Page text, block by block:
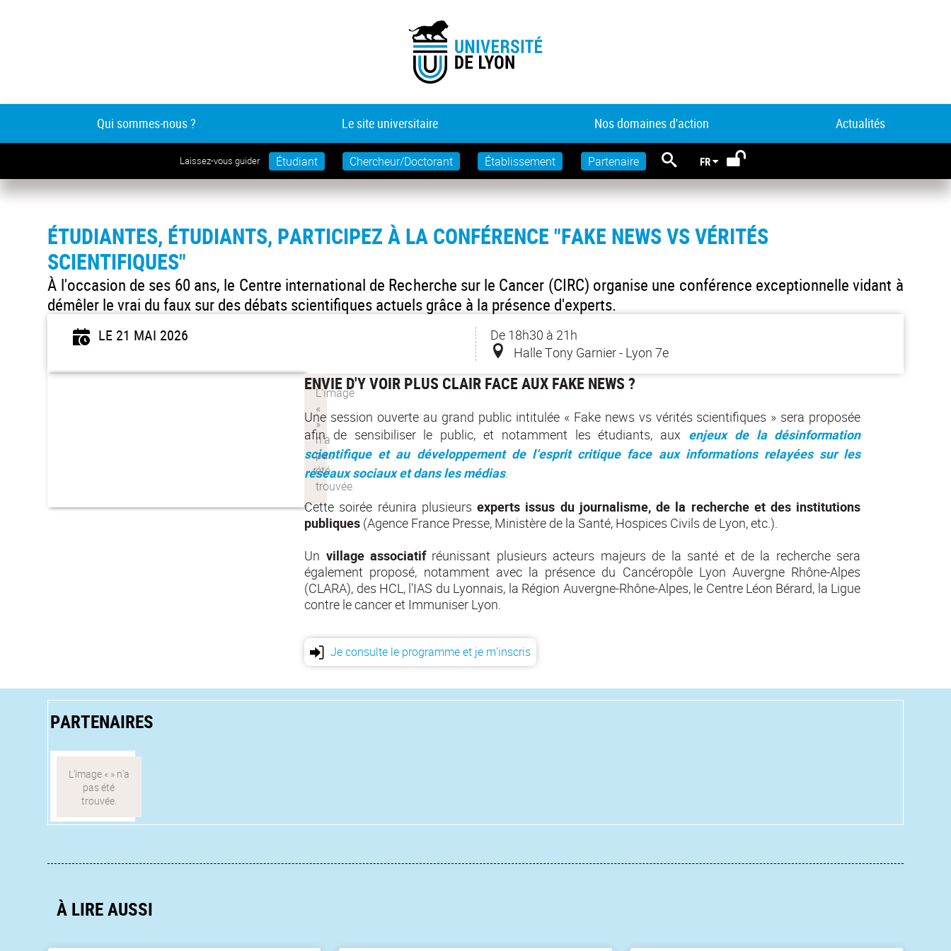
Qui sommes-nous ? Le site universitaire Nos domaines d'action Actualités
Laissez-vous guider Étudiant Chercheur/Doctorant Établissement Partenaire RECHERCHE
FR
ÉTUDIANTES, ÉTUDIANTS, PARTICIPEZ À LA CONFÉRENCE "FAKE NEWS VS VÉRITÉS
SCIENTIFIQUES"
LE 21 MAI 2026
De 18h30 à 21h
Halle Tony Garnier - Lyon 7e
À l'occasion de ses 60 ans, le Centre international de Recherche sur le Cancer (CIRC) organise une conférence exceptionnelle vidant à
démêler le vrai du faux sur des débats scientifiques actuels grâce à la présence d'experts.
ENVIE D'Y VOIR PLUS CLAIR FACE AUX FAKE NEWS ?
Une session ouverte au grand public intitulée « Fake news vs vérités scientifiques » sera proposée
afin de sensibiliser le public, et notamment les étudiants, aux enjeux de la désinformation
scientifique et au développement de l’esprit critique face aux informations relayées sur les
réseaux sociaux et dans les médias.
Cette soirée réunira plusieursexperts issus du journalisme, de la recherche et des institutions
publiques (Agence France Presse, Ministère de la Santé, Hospices Civils de Lyon, etc.).
Un village associatifréunissant plusieurs acteurs majeurs de la santé et de la recherche sera
également proposé, notamment avec la présence du Cancéropôle Lyon Auvergne Rhône-Alpes
(CLARA), des HCL, l'IAS du Lyonnais, la Région Auvergne-Rhône-Alpes, le Centre Léon Bérard, la Ligue
contre le cancer et Immuniser Lyon.
Je consulte le programme et je m'inscris
À LIRE AUSSI
PARTENAIRES